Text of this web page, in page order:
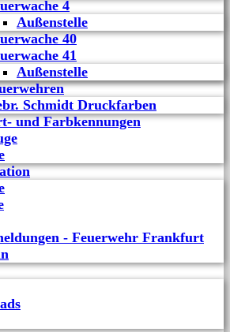
4
Außenstelle
40
41
Außenstelle
Schmidt Druckfarben
und Farbkennungen
- Feuerwehr Frankfurt